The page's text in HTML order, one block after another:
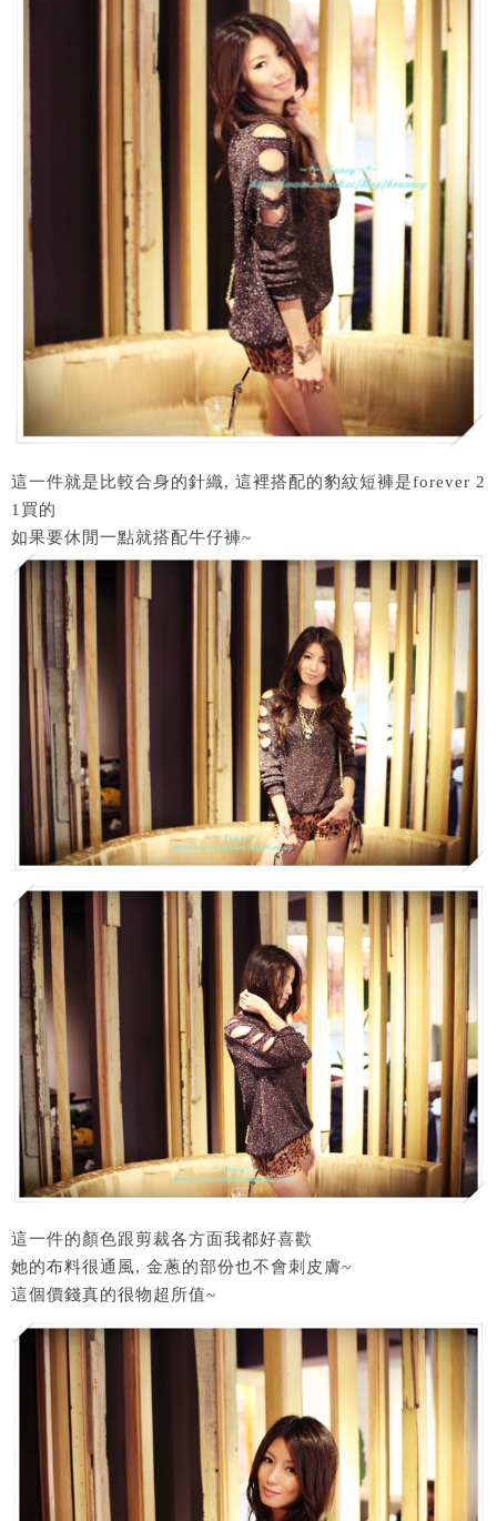
這一件就是比較合身的針織, 這裡搭配的豹紋短褲是forever 2
1買的
如果要休閒一點就搭配牛仔褲~
這一件的顏色跟剪裁各方面我都好喜歡
她的布料很通風, 金蔥的部份也不會刺皮膚~
這個價錢真的很物超所值~